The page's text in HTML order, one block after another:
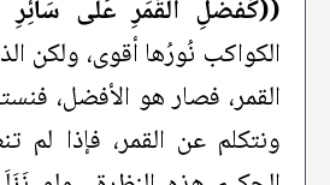
((كَفَضْلِ الْقَمَرِ عَلَى سَائِرِ
الكواكب نُورُها أقوى، ولكن
القمر، فصار هو الأفضل،
ونتكلم عن القمر، فإذا لم